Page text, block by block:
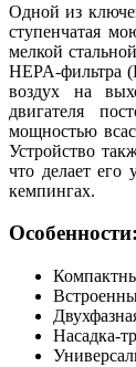
Одной из
ступенчатая
мелкой
HEPA-фильтра
воздух на
двигателя
мощностью
Устройство
что делает его
кемпингах.
Особенности:
Насадка-